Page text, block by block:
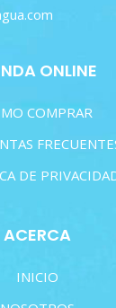
ONLINE
COMPRAR
DE
ACERCA
INICIO